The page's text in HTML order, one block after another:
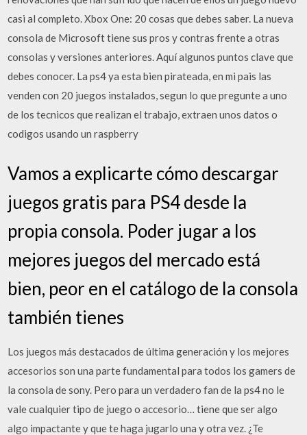
casi al completo. Xbox One: 20 cosas que debes saber. La nueva
consola de Microsoft tiene sus pros y contras frente a otras
consolas y versiones anteriores. Aquí algunos puntos clave que
debes conocer. La ps4 ya esta bien pirateada, en mi pais las
venden con 20 juegos instalados, segun lo que pregunte a uno
de los tecnicos que realizan el trabajo, extraen unos datos o
codigos usando un raspberry
Vamos a explicarte cómo descargar
juegos gratis para PS4 desde la
propia consola. Poder jugar a los
mejores juegos del mercado está
bien, peor en el catálogo de la consola
también tienes
Los juegos más destacados de última generación y los mejores
accesorios son una parte fundamental para todos los gamers de
la consola de sony. Pero para un verdadero fan de la ps4 no le
vale cualquier tipo de juego o accesorio… tiene que ser algo
algo impactante y que te haga jugarlo una y otra vez. ¿Te